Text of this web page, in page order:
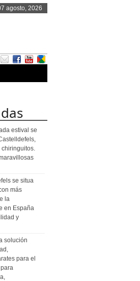
agosto, 2026
estival se
chiringuitos.
se situa
más
la
en España
y
solución
para el